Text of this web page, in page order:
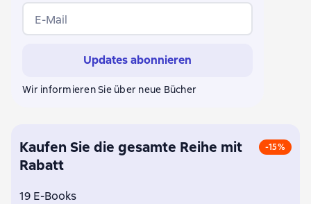
E-Mail
Updates abonnieren
Wir informieren Sie über neue Bücher
Kaufen Sie die gesamte Reihe mit
Rabatt
-15%
19 E-Books